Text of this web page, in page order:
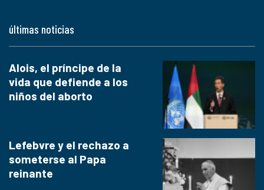
últimas noticias
Alois, el príncipe de la
vida que defiende a los
niños del aborto
Lefebvre y el rechazo a
someterse al Papa
reinante